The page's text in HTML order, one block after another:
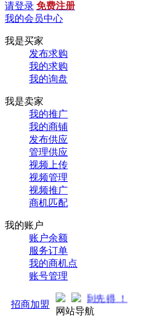
请登录 免费注册
我的会员中心
我是买家
发布求购
我的求购
我的询盘
我是卖家
我的推广
我的商铺
发布供应
管理供应
视频上传
视频管理
视频推广
商机匹配
我的账户
账户余额
服务订单
我的商机点
账号管理
招商加盟
商中... 先到先得 ！
网站导航